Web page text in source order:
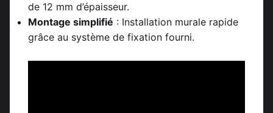
de 12 mm d’épaisseur.
Montage simplifié : Installation murale rapide
grâce au système de fixation fourni.